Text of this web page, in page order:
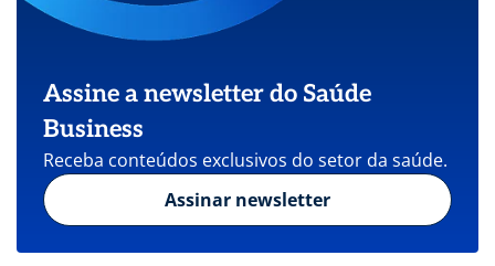
Assine a newsletter do Saúde
Business
Receba conteúdos exclusivos do setor da saúde.
Assinar newsletter